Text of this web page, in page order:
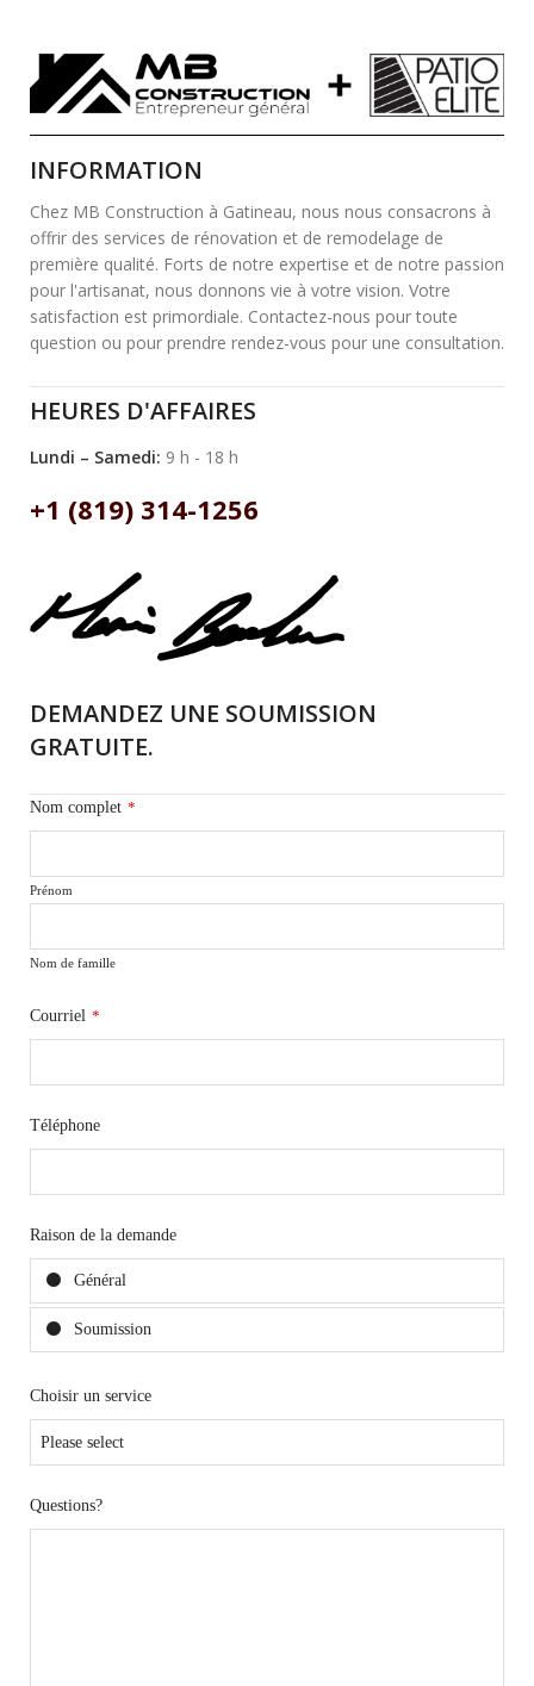
INFORMATION
Chez MB Construction à Gatineau, nous nous consacrons à
offrir des services de rénovation et de remodelage de
première qualité. Forts de notre expertise et de notre passion
pour l'artisanat, nous donnons vie à votre vision. Votre
satisfaction est primordiale. Contactez-nous pour toute
question ou pour prendre rendez-vous pour une consultation.
HEURES D'AFFAIRES
Lundi – Samedi: 9 h - 18 h
+1 (819) 314-1256
DEMANDEZ UNE SOUMISSION
GRATUITE.
Nom complet *
Prénom
Nom de famille
Courriel *
Téléphone
Raison de la demande
Général
Soumission
Choisir un service
Questions?